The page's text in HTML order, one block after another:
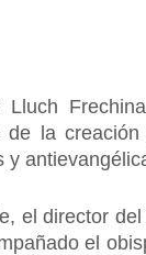
Lluch
de la
y
el director
el